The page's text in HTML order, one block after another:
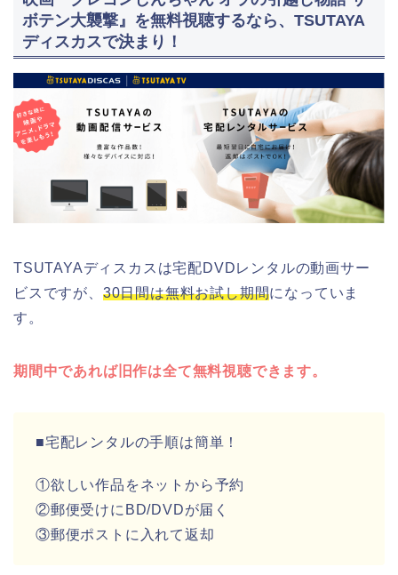
ボテン大襲撃』を無料視聴するなら、TSUTAYA
ディスカスで決まり！
TSUTAYAディスカスは宅配DVDレンタルの動画サー
ビスですが、 30日間は無料お試し期間になっていま
す。
期間中であれば旧作は全て無料視聴できます。
■宅配レンタルの手順は簡単！
①欲しい作品をネットから予約
②郵便受けにBD/DVDが届く
③郵便ポストに入れて返却